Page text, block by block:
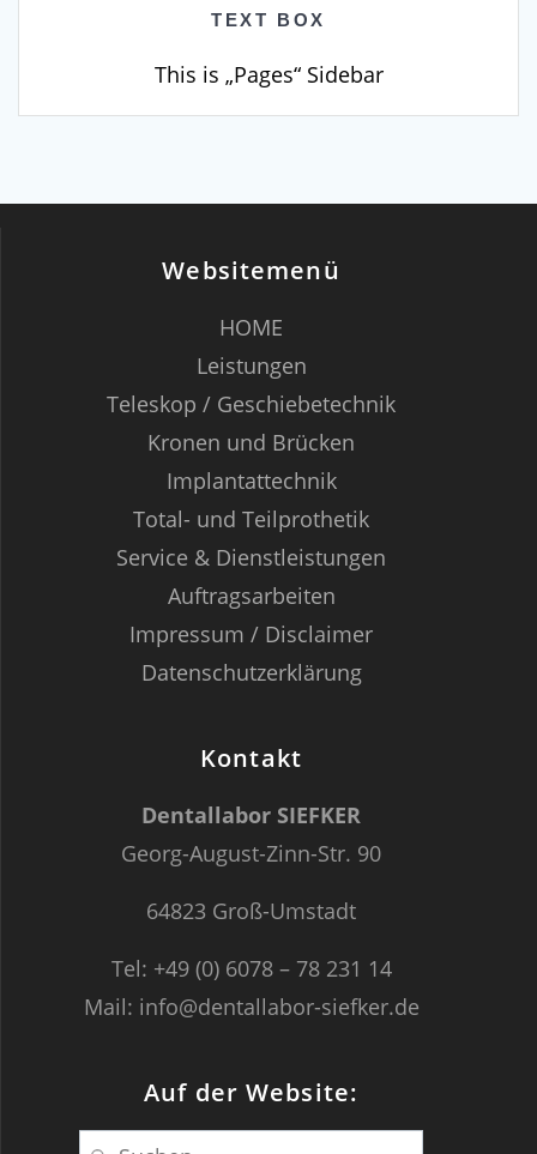
TEXT BOX
This is „Pages“ Sidebar
Websitemenü
HOME
Leistungen
Teleskop / Geschiebetechnik
Kronen und Brücken
Implantattechnik
Total- und Teilprothetik
Service & Dienstleistungen
Auftragsarbeiten
Impressum / Disclaimer
Datenschutzerklärung
Kontakt
Dentallabor SIEFKER
Georg-August-Zinn-Str. 90
64823 Groß-Umstadt
Tel: +49 (0) 6078 – 78 231 14
Mail: info@dentallabor-siefker.de
Auf der Website:
Suche